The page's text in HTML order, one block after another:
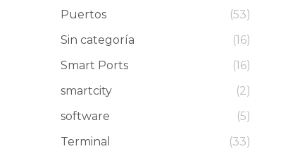
Puertos
(53)
Sin categoría
(16)
Smart Ports
(16)
smartcity
(2)
software
(5)
Terminal
(33)